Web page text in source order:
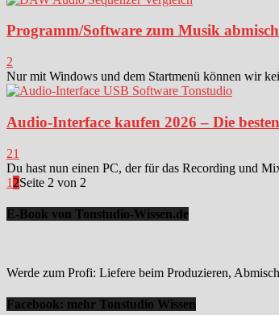
Programm/Software zum Musik
2
Nur mit Windows und dem Startmenü können wir
Audio-Interface kaufen 2026 – Die
21
Du hast nun einen PC, der für das Recording und
1 2Seite 2 von 2
E-Book von Tonstudio-Wissen.de
Werde zum Profi: Liefere beim Produzieren,
Facebook: mehr Tonstudio Wissen